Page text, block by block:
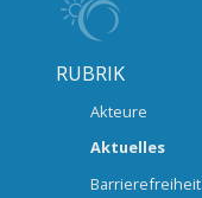
RUBRIK
Akteure
Aktuelles
Barrierefreiheit